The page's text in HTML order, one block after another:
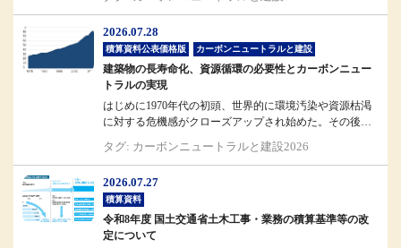
2026.07.28
積算資料公表価格版 カーボンニュートラルと建設
建築物の長寿命化、資源循環の必要性とカーボンニュー
トラルの実現
はじめに1970年代の初頭、世界的に環境汚染や資源枯渇
に対する危機感がクローズアップされ始めた。その後、
タグ: カーボンニュートラルと建設2026
2026.07.27
積算資料
令和8年度 国土交通省土木工事・業務の積算基準等の改
定について